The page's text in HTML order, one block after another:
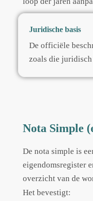
Juridische basis
De officiële
zoals die
Nota Simple
De nota simple is
eigendomsregister
overzicht van de
Het bevestigt: